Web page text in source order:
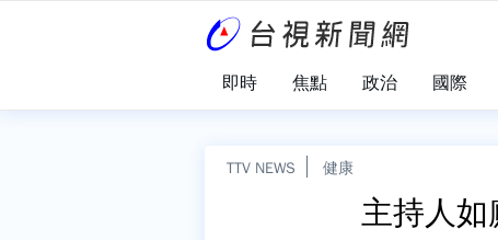
即時 焦點 政治 國際
TTV NEWS 健康
主持人